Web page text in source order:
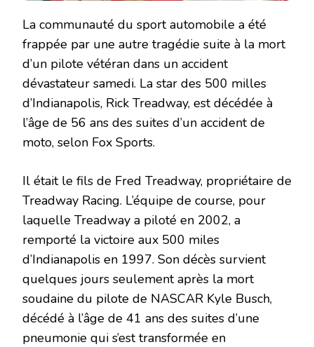
La communauté du sport automobile a été
frappée par une autre tragédie suite à la mort
d’un pilote vétéran dans un accident
dévastateur samedi. La star des 500 milles
d’Indianapolis, Rick Treadway, est décédée à
l’âge de 56 ans des suites d’un accident de
moto, selon Fox Sports.
Il était le fils de Fred Treadway, propriétaire de
Treadway Racing. L’équipe de course, pour
laquelle Treadway a piloté en 2002, a
remporté la victoire aux 500 miles
d’Indianapolis en 1997. Son décès survient
quelques jours seulement après la mort
soudaine du pilote de NASCAR Kyle Busch,
décédé à l’âge de 41 ans des suites d’une
pneumonie qui s’est transformée en